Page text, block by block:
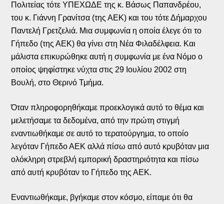
Πολιτείας τότε ΥΠΕΧΩΔΕ της κ. Βάσως Παπανδρέου,
του κ. Γιάννη Γρανίτσα (της ΑΕΚ) και του τότε Δήμαρχου
Παντελή Γρετζελιά. Μια συμφωνία η οποία έλεγε ότι το
Γήπεδο (της ΑΕΚ) θα γίνει στη Νέα Φιλαδέλφεια. Και
μάλιστα επικυρώθηκε αυτή η συμφωνία με ένα Νόμο ο
οποίος ψηφίστηκε νύχτα στις 29 Ιουλίου 2002 στη
Βουλή, στο Θερινό Τμήμα.
Όταν πληροφορηθήκαμε προεκλογικά αυτό το θέμα και
μελετήσαμε τα δεδομένα, από την πρώτη στιγμή
εναντιωθήκαμε σε αυτό το τερατούργημα, το οποίο
λεγόταν Γήπεδο ΑΕΚ αλλά πίσω από αυτό κρυβόταν μια
ολόκληρη στρεβλή εμπορική δραστηριότητα και πίσω
από αυτή κρυβόταν το Γήπεδο της ΑΕΚ.
Εναντιωθήκαμε, βγήκαμε στον κόσμο, είπαμε ότι θα